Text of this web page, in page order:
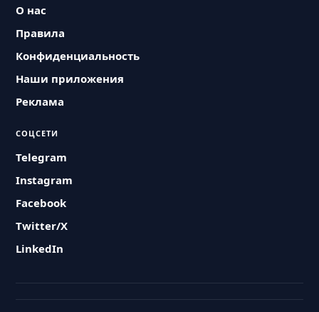
О нас
Правила
Конфиденциальность
Наши приложения
Реклама
СОЦСЕТИ
Telegram
Instagram
Facebook
Twitter/X
LinkedIn